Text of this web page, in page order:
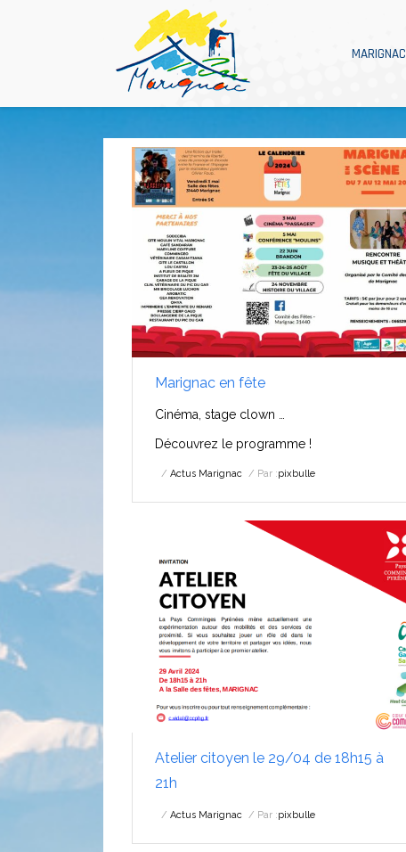
MARIGNAC
Marignac en fête
Cinéma, stage clown …
Découvrez le programme !
Actus Marignac Par :pixbulle
Atelier citoyen le 29/04 de 18h15 à
21h
Actus Marignac Par :pixbulle